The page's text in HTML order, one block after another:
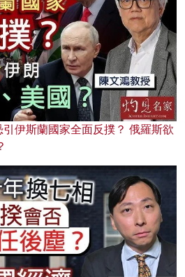
伊斯蘭國家全面反撲？ 俄羅斯欲